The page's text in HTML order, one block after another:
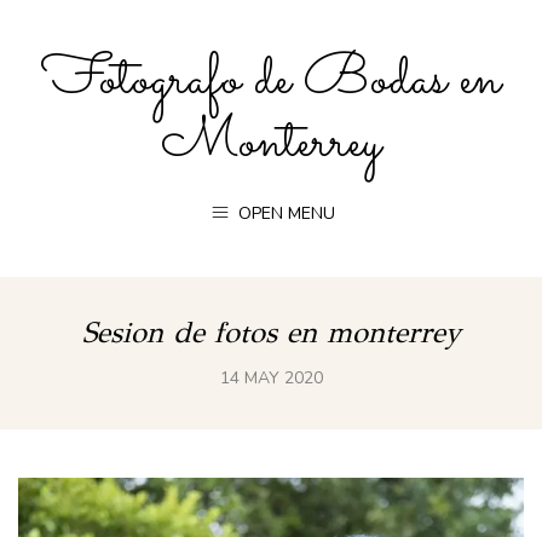
Fotografo de Bodas en
Monterrey
OPEN MENU
Sesion de fotos en monterrey
14 MAY 2020